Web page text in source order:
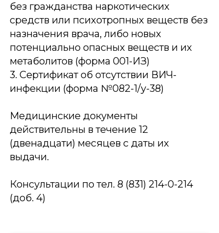
без гражданства наркотических
средств или психотропных веществ без
назначения врача, либо новых
потенциально опасных веществ и их
метаболитов (форма 001-ИЗ)
3. Сертификат об отсутствии ВИЧ-
инфекции (форма №082-1/у-38)
Медицинские документы
действительны в течение 12
(двенадцати) месяцев с даты их
выдачи.
Консультации по тел. 8 (831) 214-0-214
(доб. 4)